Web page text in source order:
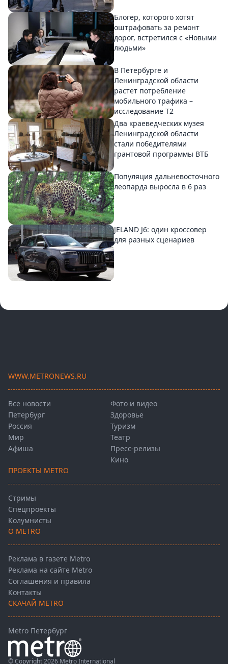
Блогер, которого хотят
оштрафовать за ремонт
дорог, встретился с «Новыми
людьми»
В Петербурге и
Ленинградской области
растет потребление
мобильного трафика –
исследование T2
Два краеведческих музея
Ленинградской области
стали победителями
грантовой программы ВТБ
Популяция дальневосточного
леопарда выросла в 6 раз
JELAND J6: один кроссовер
для разных сценариев
WWW.METRONEWS.RU
Все новости
Петербург
Россия
Мир
Афиша
Фото и видео
Здоровье
Туризм
Театр
Пресс-релизы
Кино
ПРОЕКТЫ METRO
Стримы
Спецпроекты
Колумнисты
О METRO
Реклама в газете Metro
Реклама на сайте Metro
Соглашения и правила
Контакты
СКАЧАЙ METRO
Metro Петербург
© Copyright 2026 Metro International